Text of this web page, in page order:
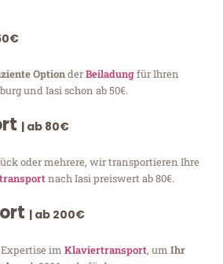
OptionderBeiladungfür Ihren
und Iasi schon ab 50€.
| ab 80€
oder mehrere, wir transportieren Ihre
nach Iasi preiswert ab 80€.
| ab 200€
im Klaviertransport, um Ihr